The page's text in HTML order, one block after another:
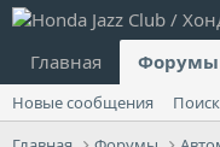
Главная Форумы
Новые сообщения